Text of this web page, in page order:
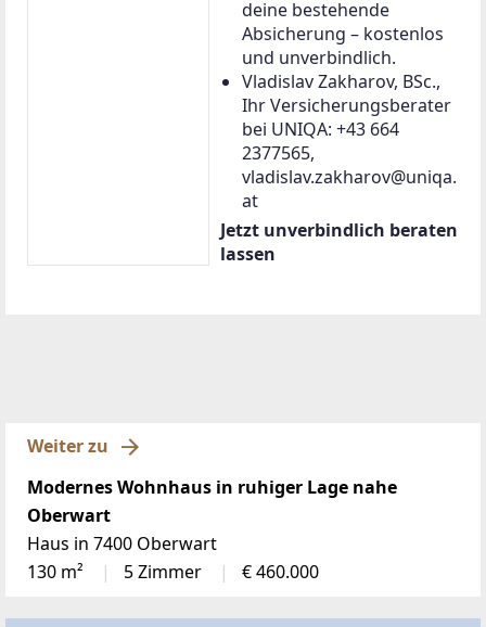
deine bestehende
Absicherung – kostenlos
und unverbindlich.
Vladislav Zakharov, BSc.,
Ihr Versicherungsberater
bei UNIQA: +43 664
2377565,
vladislav.zakharov@uniqa.
at
Jetzt unverbindlich beraten
lassen
Weiter zu
Modernes Wohnhaus in ruhiger Lage nahe
Oberwart
Haus in 7400 Oberwart
130 m²
5 Zimmer € 460.000